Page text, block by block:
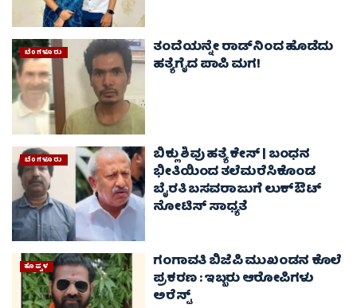
ಬೆಂಗಳೂರು ತಂದೆಯನ್ನೇ ರಾಡ್‌ನಿಂದ ಹೊಡೆದು
ಹತ್ಯೆಗೈದ ಪಾಪಿ ಮಗ!
ಬೆಂಗಳೂರು ಬಿಕ್ಲು ಶಿವು ಹತ್ಯೆ ಕೇಸ್ | ಬಂಧನ
ಭೀತಿಯಿಂದ ತಲೆಮರೆಸಿಕೊಂಡ
ಬೈರತಿ ಬಸವರಾಜುಗೆ ಲುಕ್‌ಔಟ್
ನೋಟಿಸ್‌ ಸಾಧ್ಯತೆ
ಕೊಪ್ಪಳ ಗಂಗಾವತಿ ಬಿಜೆಪಿ ಮುಖಂಡನ ಕೊಲೆ
ಪ್ರಕರಣ : ಇಬ್ಬರು ಆರೋಪಿಗಳು
ಅರೆಸ್ಟ್